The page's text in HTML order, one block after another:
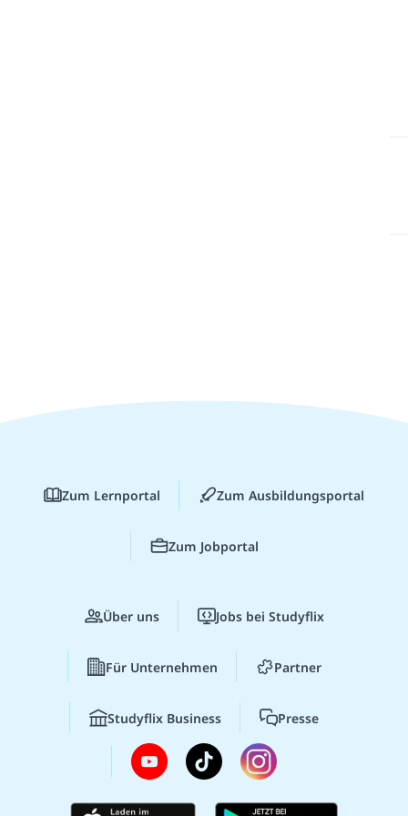
Zum Lernportal Zum Ausbildungsportal
Zum Jobportal
Über uns Jobs bei Studyflix
Für Unternehmen Partner
Studyflix Business Presse